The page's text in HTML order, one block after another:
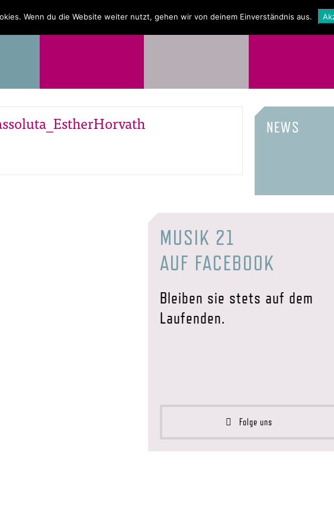
ÜBER UNS NEWS SHOP
NEWS
MUSIK 21
AUF FACEBOOK
Bleiben sie stets auf dem
Laufenden.
Folge uns
Wenn du die Website weiter nutzt, gehen wir von deinem Einverständnis aus.